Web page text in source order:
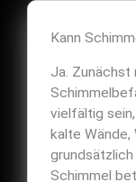
Kann
Ja. Zunächst
vielfältig
kalte Wände,
Schimmel